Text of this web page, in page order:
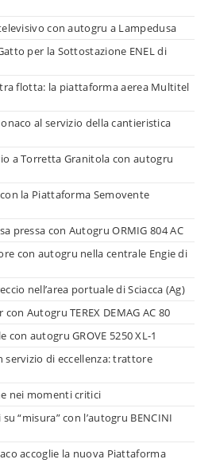
con autogru a Lampedusa
per la Sottostazione ENEL di
flotta: la piattaforma aerea Multitel
al servizio della cantieristica
a Torretta Granitola con autogru
la Piattaforma Semovente
pressa con Autogru ORMIG 804 AC
con autogru nella centrale Engie di
nell’area portuale di Sciacca (Ag)
Autogru TEREX DEMAG AC 80
autogru GROVE 5250 XL-1
di eccellenza: trattore
nei momenti critici
“misura” con l’autogru BENCINI
accoglie la nuova Piattaforma